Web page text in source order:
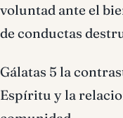
voluntad ante el
de conductas
Gálatas 5 la
Espíritu y la